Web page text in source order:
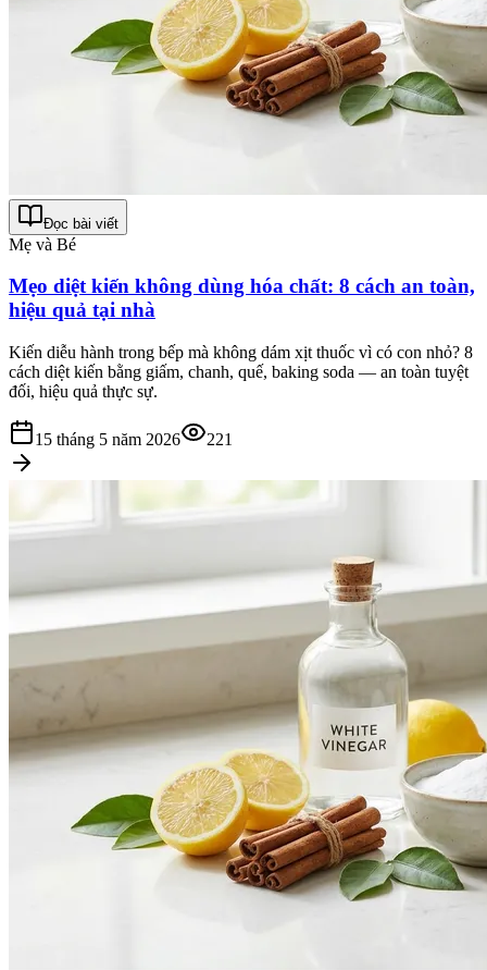
Đọc bài viết
Mẹ và Bé
Mẹo diệt kiến không dùng hóa chất: 8 cách an toàn,
hiệu quả tại nhà
Kiến diễu hành trong bếp mà không dám xịt thuốc vì có con nhỏ? 8
cách diệt kiến bằng giấm, chanh, quế, baking soda — an toàn tuyệt
đối, hiệu quả thực sự.
15 tháng 5 năm 2026 221